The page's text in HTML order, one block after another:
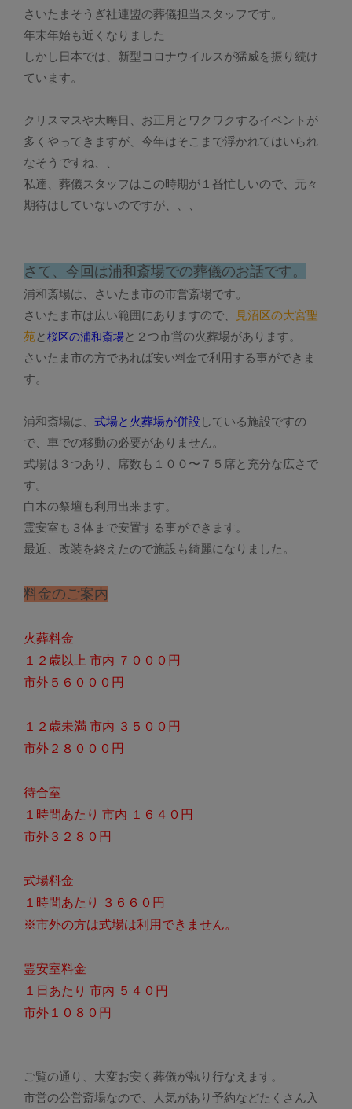
さいたまそうぎ社連盟の葬儀担当スタッフです。
年末年始も近くなりました
しかし日本では、新型コロナウイルスが猛威を振り続け
ています。
クリスマスや大晦日、お正月とワクワクするイベントが
多くやってきますが、今年はそこまで浮かれてはいられ
なそうですね、、
私達、葬儀スタッフはこの時期が１番忙しいので、元々
期待はしていないのですが、、、
さて、今回は浦和斎場での葬儀のお話です。
浦和斎場は、さいたま市の市営斎場です。
さいたま市は広い範囲にありますので、
見沼区の大宮聖
苑と 桜区の浦和斎場 と２つ市営の火葬場があります。
さいたま市の方であれば安い料金で利用する事ができま
す。
浦和斎場は、 式場と火葬場が併設 している施設ですの
で、車での移動の必要がありません。
式場は３つあり、席数も１００〜７５席と充分な広さで
す。
白木の祭壇も利用出来ます。
霊安室も３体まで安置する事ができます。
最近、改装を終えたので施設も綺麗になりました。
料金のご案内
火葬料金
１２歳以上 市内 ７０００円
市外５６０００円
１２歳未満 市内 ３５００円
市外２８０００円
待合室
１時間あたり 市内 １６４０円
市外３２８０円
式場料金
１時間あたり ３６６０円
※市外の方は式場は利用できません。
霊安室料金
１日あたり 市内 ５４０円
市外１０８０円
ご覧の通り、大変お安く葬儀が執り行なえます。
市営の公営斎場なので、人気があり予約などたくさん入